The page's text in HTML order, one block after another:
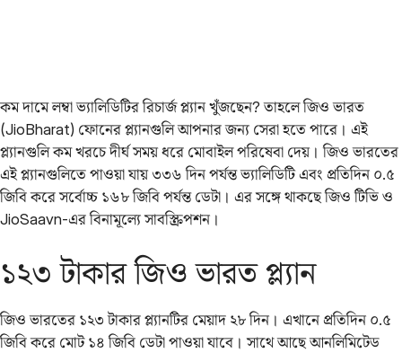
কম দামে লম্বা ভ্যালিডিটির রিচার্জ প্ল্যান খুঁজছেন? তাহলে জিও ভারত
(JioBharat) ফোনের প্ল্যানগুলি আপনার জন্য সেরা হতে পারে। এই
প্ল্যানগুলি কম খরচে দীর্ঘ সময় ধরে মোবাইল পরিষেবা দেয়। জিও ভারতের
এই প্ল্যানগুলিতে পাওয়া যায় ৩৩৬ দিন পর্যন্ত ভ্যালিডিটি এবং প্রতিদিন ০.৫
জিবি করে সর্বোচ্চ ১৬৮ জিবি পর্যন্ত ডেটা। এর সঙ্গে থাকছে জিও টিভি ও
JioSaavn-এর বিনামূল্যে সাবস্ক্রিপশন।
১২৩ টাকার জিও ভারত প্ল্যান
জিও ভারতের ১২৩ টাকার প্ল্যানটির মেয়াদ ২৮ দিন। এখানে প্রতিদিন ০.৫
জিবি করে মোট ১৪ জিবি ডেটা পাওয়া যাবে। সাথে আছে আনলিমিটেড